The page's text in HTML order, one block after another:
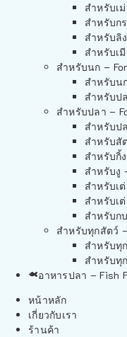
สำหรับเ
สำหรับก
สำหรับลิ
สำหรับเ
สำหรับนก –
สำหรับน
สำหรับป
สำหรับปลา –
สำหรับป
สำหรับสั
สำหรับกิ้
สำหรับงู
สำหรับเ
สำหรับเ
สำหรับก
สำหรับทุกสัตว์
สำหรับทุ
สำหรับทุ
อาหารปลา – Fish
หน้าหลัก
เกี่ยวกับเรา
ร้านค้า